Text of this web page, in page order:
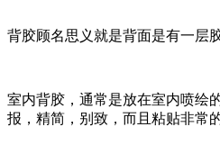
背胶顾名思义就是背面是有一层
室内背胶，通常是放在室内喷绘
报，精简，别致，而且粘贴非常